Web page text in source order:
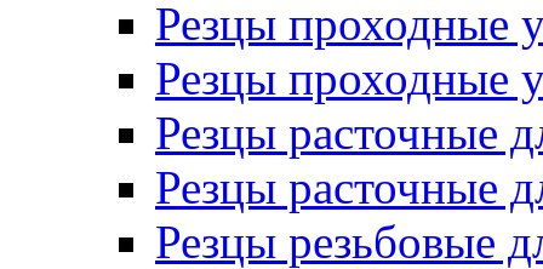
Резцы проходные
Резцы проходные
Резцы расточные
Резцы расточные
Резцы резьбовые